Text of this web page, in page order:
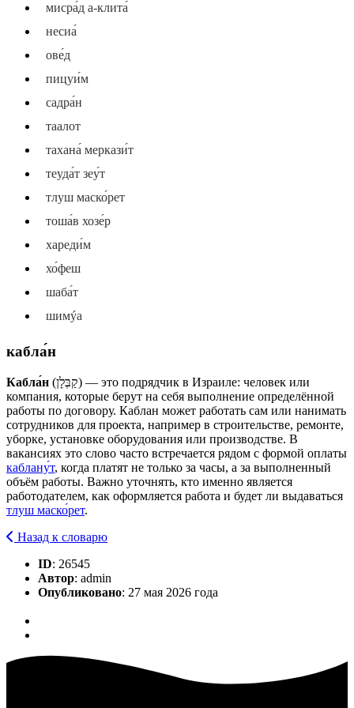
мисра́д а-клита́
несиа́
ове́д
пицуи́м
садра́н
таалот
тахана́ меркази́т
теуда́т зеу́т
тлуш маско́рет
тоша́в хозе́р
хареди́м
хо́феш
шаба́т
шимýа
кабла́н
Кабла́н (קַבְּלָן) — это подрядчик в Израиле: человек или
компания, которые берут на себя выполнение определённой
работы по договору. Каблан может работать сам или нанимать
сотрудников для проекта, например в строительстве, ремонте,
уборке, установке оборудования или производстве. В
вакансиях это слово часто встречается рядом с формой оплаты
каблану́т, когда платят не только за часы, а за выполненный
объём работы. Важно уточнять, кто именно является
работодателем, как оформляется работа и будет ли выдаваться
тлуш маско́рет.
Назад к словарю
ID: 26545
Автор: admin
Опубликовано: 27 мая 2026 года